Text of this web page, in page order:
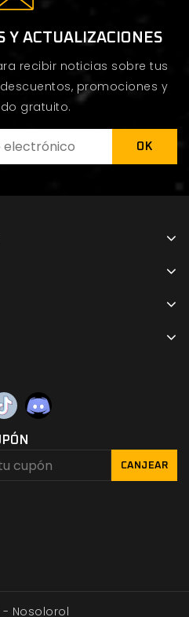
Y ACTUALIZACIONES
recibir noticias sobre tus
promociones y
gratuito.
CANJEAR
Nosolorol